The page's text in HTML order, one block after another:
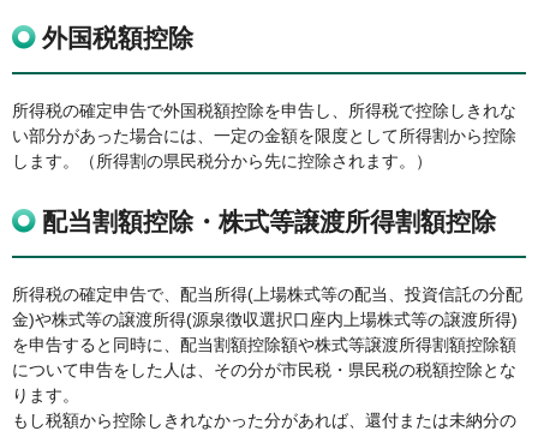
外国税額控除
所得税の確定申告で外国税額控除を申告し、所得税で控除しきれな
い部分があった場合には、一定の金額を限度として所得割から控除
します。（所得割の県民税分から先に控除されます。）
配当割額控除・株式等譲渡所得割額控除
所得税の確定申告で、配当所得(上場株式等の配当、投資信託の分配
金)や株式等の譲渡所得(源泉徴収選択口座内上場株式等の譲渡所得)
を申告すると同時に、配当割額控除額や株式等譲渡所得割額控除額
について申告をした人は、その分が市民税・県民税の税額控除とな
ります。
もし税額から控除しきれなかった分があれば、還付または未納分の